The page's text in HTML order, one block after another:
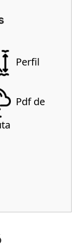
Perfil
Pdf de